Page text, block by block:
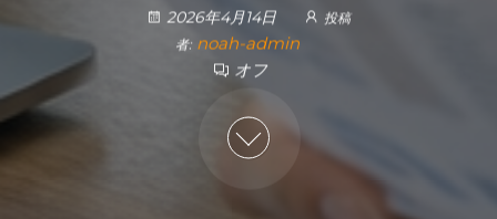
2026年4月14日
投稿
者: noah-admin
オフ